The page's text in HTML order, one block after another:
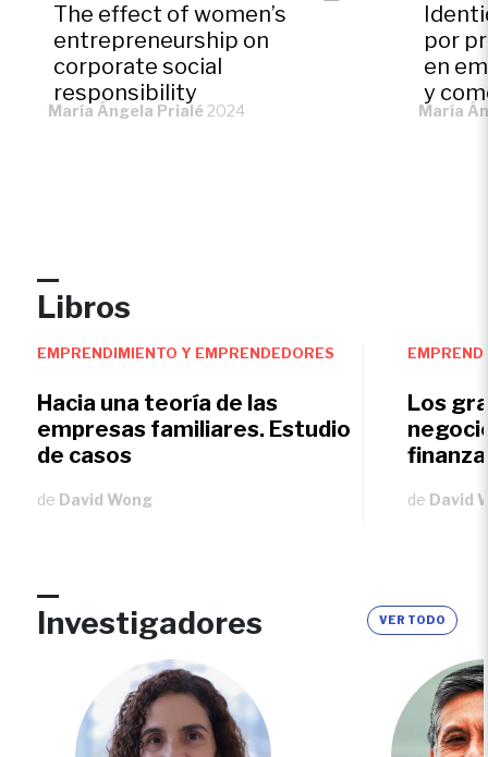
The effect of women’s
entrepreneurship on
corporate social
responsibility
María Ángela Prialé2024
por
en
y
María
Libros
EMPRENDIMIENTO Y EMPRENDEDORES
Hacia una teoría de las
empresas familiares. Estudio
de casos
de David Wong
Los
de David
Investigadores VER TODO